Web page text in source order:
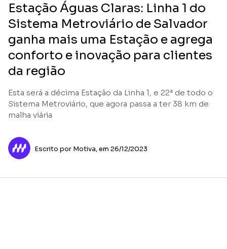
Estação Águas Claras: Linha 1 do
Sistema Metroviário de Salvador
ganha mais uma Estação e agrega
conforto e inovação para clientes
da região
Esta será a décima Estação da Linha 1, e 22ª de todo o
Sistema Metroviário, que agora passa a ter 38 km de
malha viária
Escrito por Motiva,em 26/12/2023